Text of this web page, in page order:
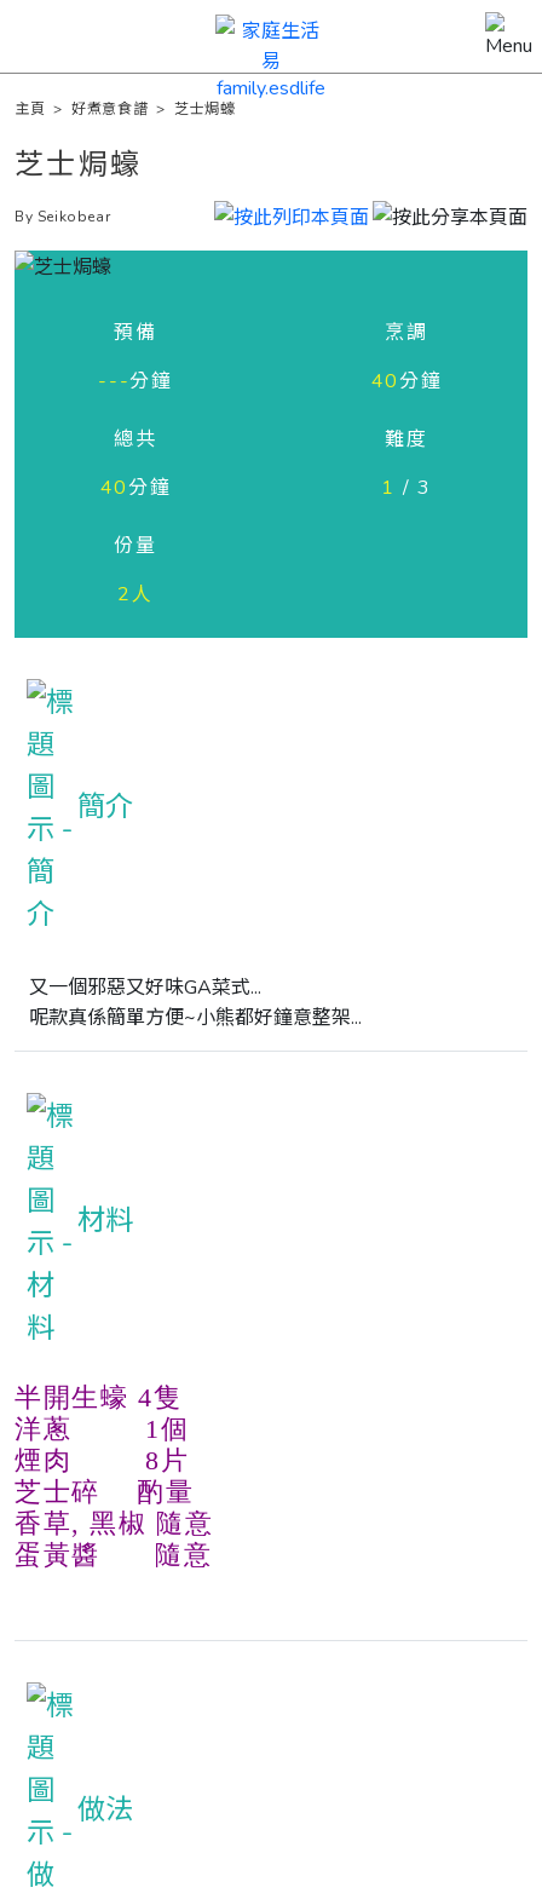
主頁 >好煮意食譜 >芝士焗蠔
芝士焗蠔
By Seikobear
預備
---分鐘
烹調
40分鐘
總共
40分鐘
難度
1 / 3
份量
2人
簡介
又一個邪惡又好味GA菜式...
呢款真係簡單方便~小熊都好鐘意整架...
材料
半開生蠔 4隻
洋蔥 1個
煙肉 8片
芝士碎 酌量
香草, 黑椒 隨意
蛋黃醬 隨意
做法